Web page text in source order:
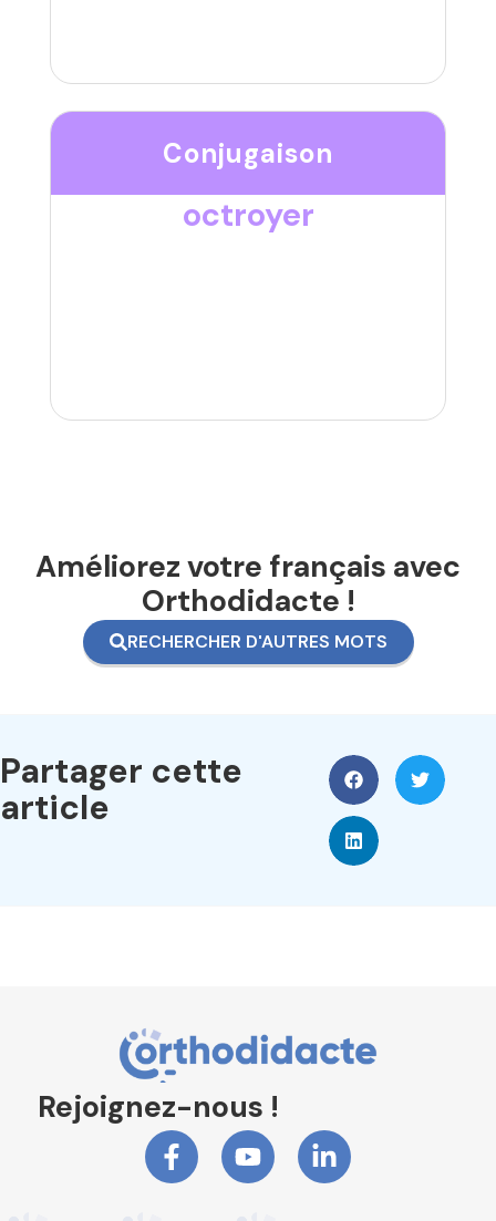
Conjugaison
octroyer
Améliorez votre français avec
Orthodidacte !
RECHERCHER D'AUTRES MOTS
Partager cette
article
Rejoignez-nous !